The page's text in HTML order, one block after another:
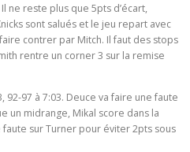
ne reste plus que 5pts d’écart,
sont salués et le jeu repart avec
contrer par Mitch. Il faut des stops
rentre un corner 3 sur la remise
92-97 à 7:03. Deuce va faire une faute
un midrange, Mikal score dans la
sur Turner pour éviter 2pts sous